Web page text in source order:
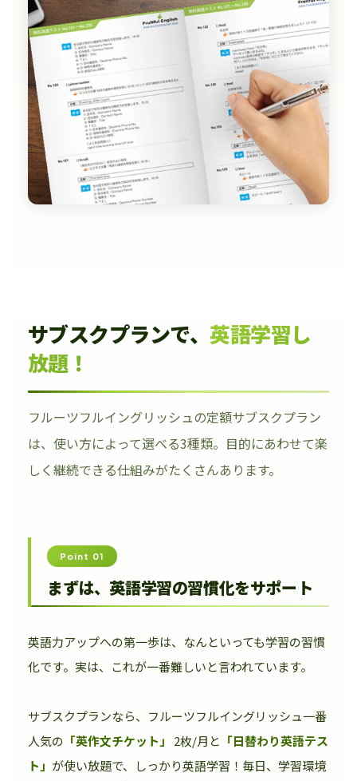
サブスクプランで、 英語学習し
放題！
フルーツフルイングリッシュの定額サブスクプラン
は、使い方によって選べる3種類。目的にあわせて楽
しく継続できる仕組みがたくさんあります。
Point 01
まずは、英語学習の習慣化をサポート
英語力アップへの第一歩は、なんといっても学習の習慣
化です。実は、これが一番難しいと言われています。
サブスクプランなら、フルーツフルイングリッシュ一番
人気の 「英作文チケット」 2枚/月と 「日替わり英語テス
ト」 が使い放題で、しっかり英語学習！毎日、学習環境